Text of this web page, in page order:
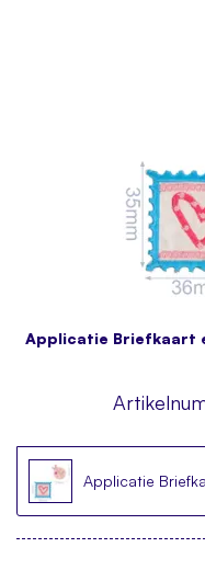
Applicatie Briefkaart
Applicatie